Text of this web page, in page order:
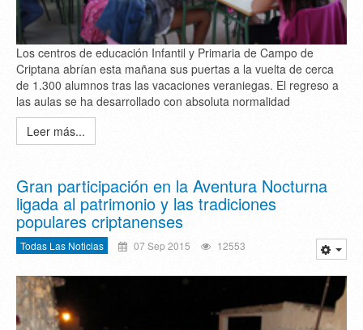
Los centros de educación Infantil y Primaria de Campo de
Criptana abrían esta mañana sus puertas a la vuelta de cerca
de 1.300 alumnos tras las vacaciones veraniegas. El regreso a
las aulas se ha desarrollado con absoluta normalidad
Leer más...
Gran participación en la Aventura Nocturna
ligada al patrimonio y las tradiciones
populares criptanenses
Todas Las Noticias 07 Sep 2015 12553